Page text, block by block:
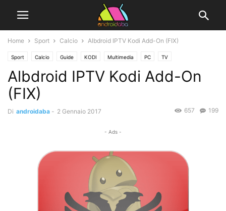
Home Sport Calcio Albdroid IPTV Kodi Add-On (FIX)
Sport Calcio Guide KODI Multimedia PC TV
Albdroid IPTV Kodi Add-On
(FIX)
Di androidaba - 2 Gennaio 2017 199
657
- Ads -